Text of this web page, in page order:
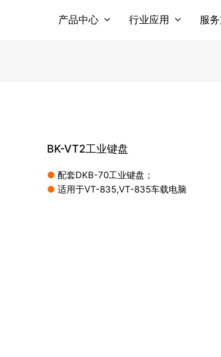
产品中心 行业应用 服
BK-VT2工业键盘
● 配套DKB-70工业键盘；
● 适用于VT-835,VT-835车载电脑